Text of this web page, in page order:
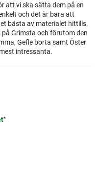
att vi ska sätta dem på en
och det är bara att
bästa av materialet hittills.
Grimsta och förutom den
Gefle borta samt Öster
intressanta.
*